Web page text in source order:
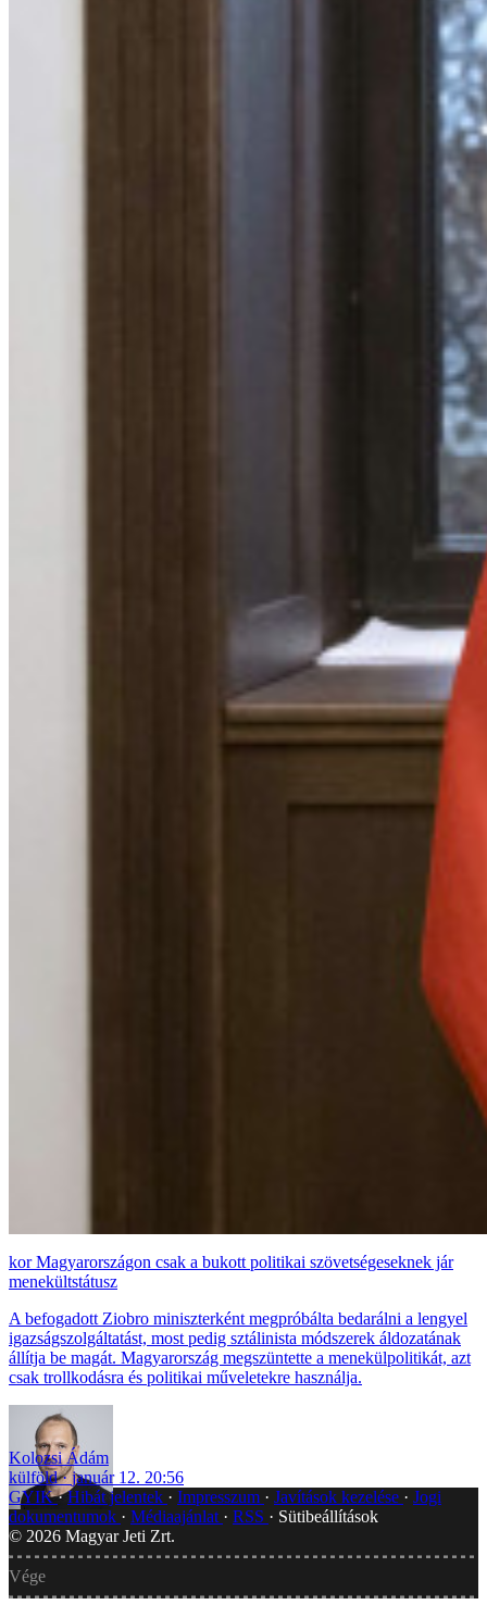
Magyarországon csak a bukott politikai szövetségeseknek jár
menekültstátusz
A befogadott Ziobro miniszterként megpróbálta bedarálni a lengyel
igazságszolgáltatást, most pedig sztálinista módszerek áldozatának
állítja be magát. Magyarország megszüntette a menekülpolitikát, azt
csak trollkodásra és politikai műveletekre használja.
Kolozsi Ádám
külföld
január 12. 20:56
GYIK Hibát jelentek Impresszum Javítások kezelése
Jogi
dokumentumok
Médiaajánlat RSS
Sütibeállítások
© 2026 Magyar Jeti Zrt.
Vége